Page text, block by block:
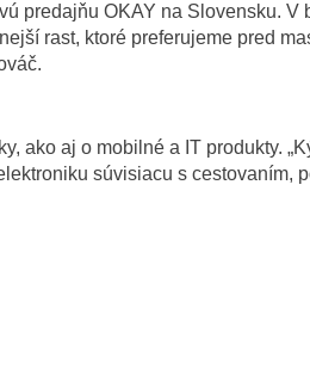
predajňu OKAY na Slovensku.
rast, ktoré preferujeme pred
ako aj o mobilné a IT produkty.
súvisiacu s cestovaním,